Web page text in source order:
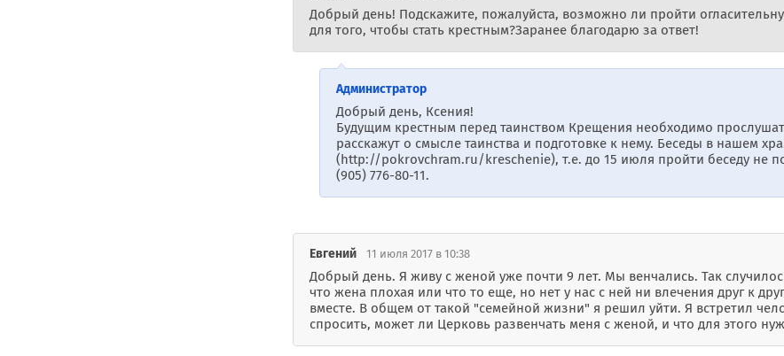
Добрый день! Подскажите, пожалуйста, возможно ли пройти
для того, чтобы стать крестным?Заранее благодарю за ответ!
Администратор
Добрый день, Ксения!
Будущим крестным перед таинством Крещения необходимо
расскажут о смысле таинства и подготовке к нему. Беседы в нашем
(http://pokrovchram.ru/kreschenie), т.е. до 15 июля пройти беседу не
(905) 776-80-11.
Евгений 11 июля 2017 в 10:38
Добрый день. Я живу с женой уже почти 9 лет. Мы венчались. Так
что жена плохая или что то еще, но нет у нас с ней ни влечения друг к
вместе. В общем от такой "семейной жизни" я решил уйти. Я встретил
спросить, может ли Церковь развенчать меня с женой, и что для этого